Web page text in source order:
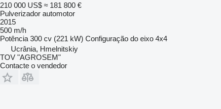
210 000 US$ ≈ 181 800 €
Pulverizador automotor
2015
500 m/h
Potência 300 cv (221 kW) Configuração do eixo 4x4
Ucrânia, Hmelnitskiy
TOV "AGROSEM"
Contacte o vendedor